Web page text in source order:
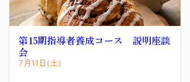
第15期指導者養成コース 説明座談
会
7月11日(土)